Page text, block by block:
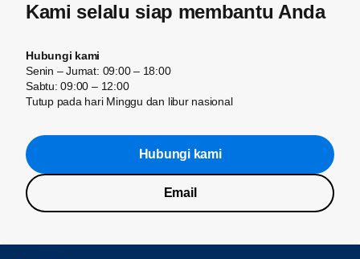
Kami selalu siap membantu Anda
Hubungi kami
Senin – Jumat: 09:00 – 18:00
Sabtu: 09:00 – 12:00
Tutup pada hari Minggu dan libur nasional
Hubungi kami
Email